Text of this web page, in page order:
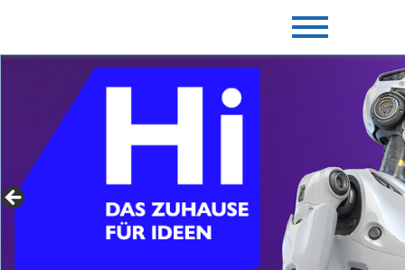
» Für Gründer mit Extras
► jetzt mehr erfahren